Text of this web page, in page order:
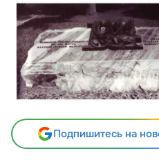
Подпишитесь на